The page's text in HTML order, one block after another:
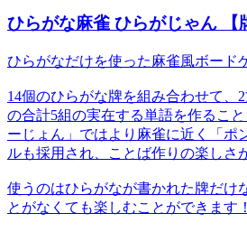
ひらがな麻雀 ひらがじゃん 【
ひらがなだけを使った麻雀風ボード
14個のひらがな牌を組み合わせて、
の合計5組の実在する単語を作るこ
ーじょん」ではより麻雀に近く「ポ
ルも採用され、ことば作りの楽しさ
使うのはひらがなが書かれた牌だけ
とがなくても楽しむことができます！